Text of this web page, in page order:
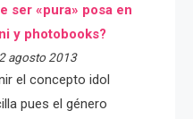
ser «pura» posa en
y photobooks?
agosto 2013
el concepto idol
pues el género